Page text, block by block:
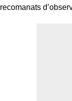
recomanats